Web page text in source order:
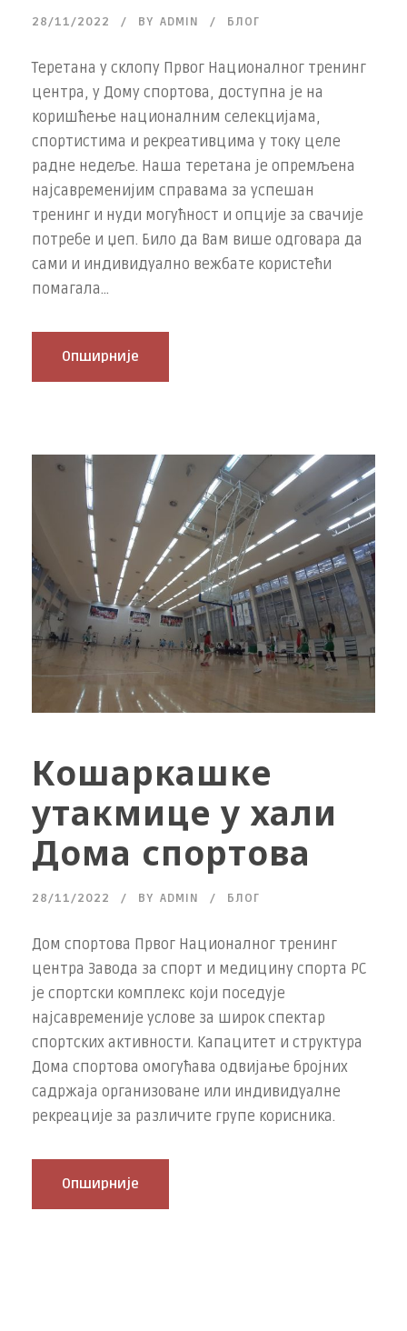
28/11/2022 BY ADMIN БЛОГ
Теретана у склопу Првог Националног тренинг
центра, у Дому спортова, доступна је на
коришћење националним селекцијама,
спортистима и рекреативцима у току целе
радне недеље. Наша теретана је опремљена
најсавременијим справама за успешан
тренинг и нуди могућност и опције за свачије
потребе и џеп. Било да Вам више одговара да
сами и индивидуално вежбате користећи
помагала...
Опширније
Кошаркашке
утакмице у хали
Дома спортова
28/11/2022 BY ADMIN БЛОГ
Дом спортова Првог Националног тренинг
центра Завода за спорт и медицину спорта РС
је спортски комплекс који поседује
најсавременије услове за широк спектар
спортских активности. Капацитет и структура
Дома спортова омогућава одвијање бројних
садржаја организоване или индивидуалне
рекреације за различите групе корисника.
Опширније